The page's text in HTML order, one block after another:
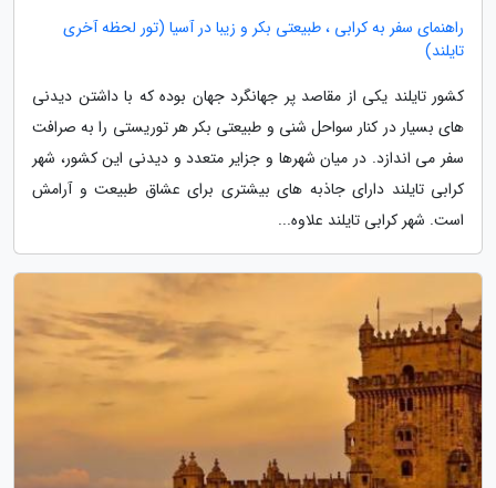
راهنمای سفر به کرابی ، طبیعتی بکر و زیبا در آسیا (تور لحظه آخری
تایلند)
کشور تایلند یکی از مقاصد پر جهانگرد جهان بوده که با داشتن دیدنی
های بسیار در کنار سواحل شنی و طبیعتی بکر هر توریستی را به صرافت
سفر می اندازد. در میان شهرها و جزایر متعدد و دیدنی این کشور، شهر
کرابی تایلند دارای جاذبه های بیشتری برای عشاق طبیعت و آرامش
است. شهر کرابی تایلند علاوه...